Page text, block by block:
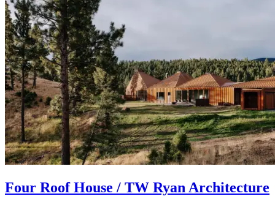
Four Roof House / TW Ryan Architecture